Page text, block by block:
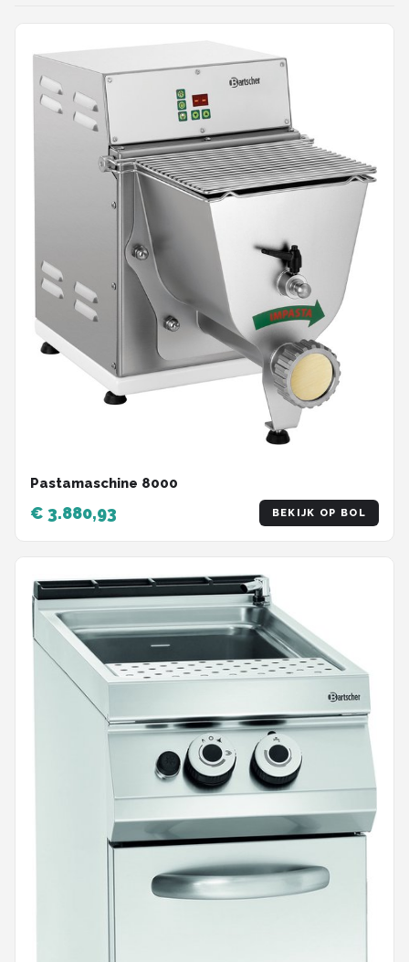
Pastamaschine 8000
€ 3.880,93 BEKIJK OP BOL